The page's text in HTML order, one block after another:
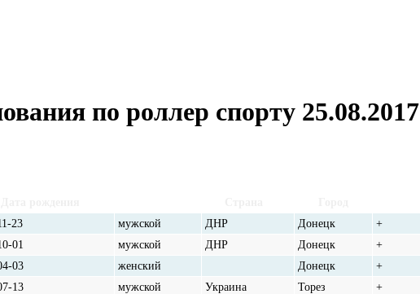
по роллер спорту 25.08.2017
23 мужской ДНР Донецк +
01 мужской ДНР Донецк +
03 женский Донецк +
13 мужской Украина Торез +